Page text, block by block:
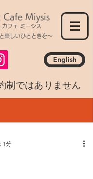
Cafe Miysis
カフェ ミーシス
楽しいひとときを～
English
制ではありません
1分